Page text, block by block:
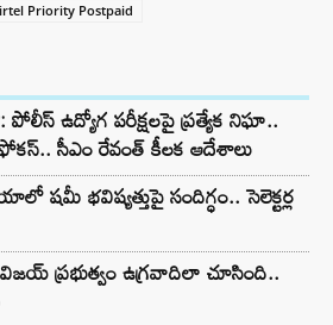
Priority Postpaid
పోలీస్ ఉద్యోగ పరీక్షలపై ప్రత్యేక నిఘా..
సీఎం రేవంత్ కీలక ఆదేశాలు
షమీ భవిష్యత్తుపై సందిగ్ధం.. సెలెక్టర్ల
ప్రభుత్వం ఉగ్రవాదిలా చూసింది..